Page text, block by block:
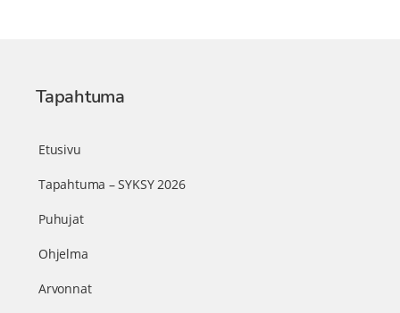
Tapahtuma
Etusivu
Tapahtuma – SYKSY 2026
Puhujat
Ohjelma
Arvonnat